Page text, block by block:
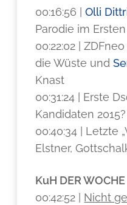
00:16:56 |Olli
Parodie im Ersten
00:22:02 |
die Wüste und
Knast
00:31:24 | Erste
Kandidaten 2015?
00:40:34 | Letzte
Elstner,
KuH DER WOCHE
00:42:52 | Nicht